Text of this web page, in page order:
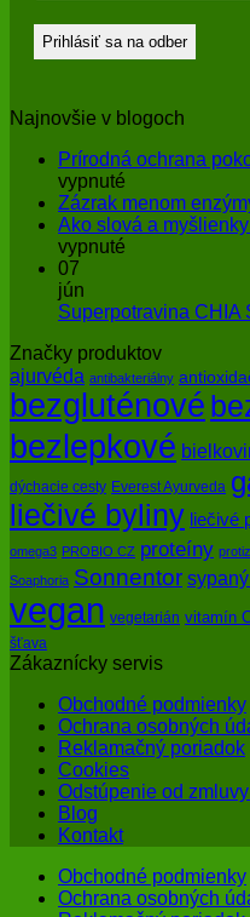
Najnovšie v blogoch
Prírodná ochrana
vypnuté
Prírodná
ochrana
Zázrak menom
Ako slová a
vypnuté
a
ovplyvňujú
zdravie
07
jún
Superpotravina CHIA
Značky produktov
ajurvéda antibakteriálny
bezgluténové
bezlepkové
dýchacie cesty Everest Ayurveda
liečivé byliny liečivé
omega3 PROBIO CZ proteíny
Soaphoria Sonnentor
vegan vegetarián vitamín
šťava
Zákaznícky servis
Obchodné podmienky
Ochrana osobných
Reklamačný poriadok
Cookies
Odstúpenie od
Blog
Kontakt
Obchodné podmienky
Ochrana osobných